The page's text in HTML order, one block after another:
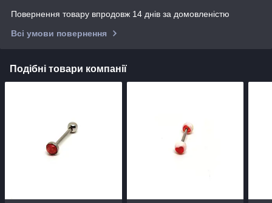
Повернення товару впродовж 14 днів за домовленістю
Всі умови повернення
Подібні товари компанії